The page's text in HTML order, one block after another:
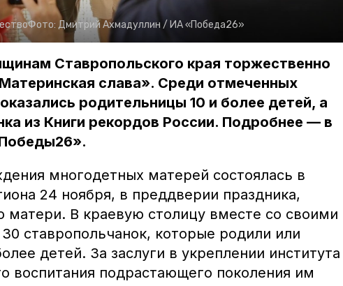
Фото: Дмитрий Ахмадуллин / ИА «Победа26»
Ставропольского края торжественно
слава». Среди отмеченных
родительницы 10 и более детей, а
из Книги рекордов России. Подробнее — в
многодетных матерей состоялась в
24 ноября, в преддверии праздника,
матери. В краевую столицу вместе со своими
ставропольчанок, которые родили или
детей. За заслуги в укреплении института
воспитания подрастающего поколения им